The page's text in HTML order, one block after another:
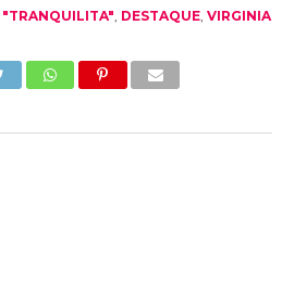
"TRANQUILITA" DESTAQUE, VIRGINIA